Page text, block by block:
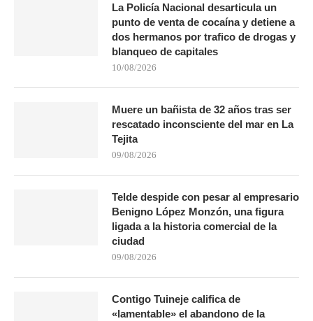
La Policía Nacional desarticula un
punto de venta de cocaína y detiene a
dos hermanos por trafico de drogas y
blanqueo de capitales
10/08/2026
Muere un bañista de 32 años tras ser
rescatado inconsciente del mar en La
Tejita
09/08/2026
Telde despide con pesar al empresario
Benigno López Monzón, una figura
ligada a la historia comercial de la
ciudad
09/08/2026
Contigo Tuineje califica de
«lamentable» el abandono de la